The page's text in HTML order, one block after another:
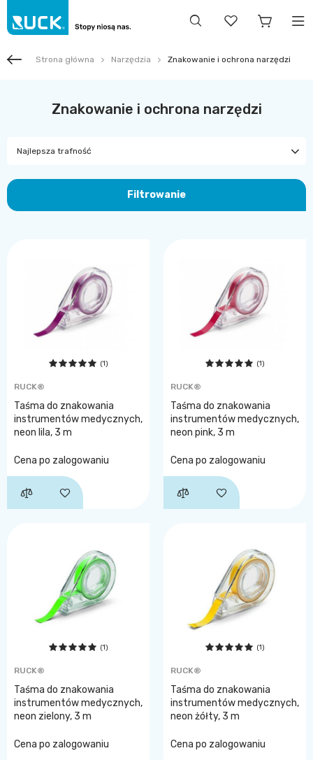
Strona główna Narzędzia Znakowanie i ochrona narzędzi
Znakowanie i ochrona narzędzi
Najlepsza trafność
Filtrowanie
(1)
RUCK®
Taśma do znakowania
instrumentów medycznych,
neon lila, 3 m
Cena po zalogowaniu
(1)
RUCK®
Taśma do znakowania
instrumentów medycznych,
neon pink, 3 m
Cena po zalogowaniu
(1)
RUCK®
Taśma do znakowania
instrumentów medycznych,
neon zielony, 3 m
Cena po zalogowaniu
(1)
RUCK®
Taśma do znakowania
instrumentów medycznych,
neon żółty, 3 m
Cena po zalogowaniu